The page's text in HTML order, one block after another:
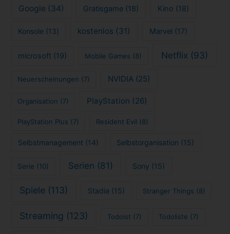
Google (34) Gratisgame (18) Kino (18)
Konsole (13) kostenlos (31) Marvel (17)
microsoft (19) Mobile Games (8) Netflix (93)
Neuerscheinungen (7) NVIDIA (25)
Organisation (7) PlayStation (26)
PlayStation Plus (7) Resident Evil (8)
Selbstmanagement (14) Selbstorganisation (15)
Serie (10) Serien (81) Sony (15)
Spiele (113) Stadia (15) Stranger Things (8)
Streaming (123) Todoist (7) Todoliste (7)